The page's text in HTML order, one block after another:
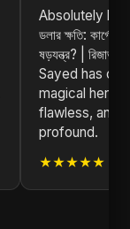
Absolutely
ডলার ক্ষতি: কার্গো
ষড়যন্ত্র? | রিজার্ভ
Sayed has
magical here.
flawless, and
profound.
★★★★★